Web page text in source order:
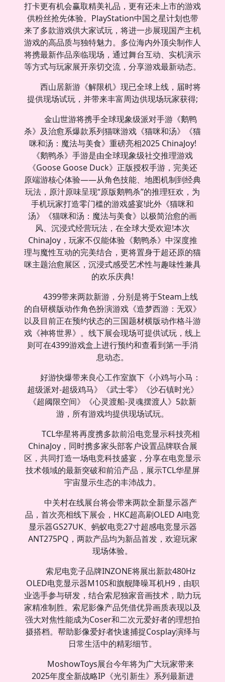
打卡更有机会赢取精美礼品，更有还未上市的游戏
供粉丝抢先体验。PlayStation中国之星计划也带
来了多款游戏供大家试玩，将进一步展现国产主机
游戏的高品质与独特魅力。多位海内外顶尖制作人
将携最新作品亲临现场，通过舞台互动、实机演示
等方式与玩家展开亲切交流，分享游戏最新动态。
西山居新游《解限机》现已全球上线，届时将
提供现场试玩，并带来丰富周边供现场玩家获得;
金山世游将携手全球现象级派对手游《鹅鸭
杀》及治愈系爆款系列猫咪游戏《猫咪和汤》《猫
咪和汤：魔法与美食》重磅亮相2025 ChinaJoy!
《鹅鸭杀》手游是由全球现象级社交推理游戏
《Goose Goose Duck》正版授权手游，完美还
原端游核心体验——从角色技能、地图机制到经典
玩法，原汁原味呈现“原版鹅鸭杀”的推理狂欢，为
手机玩家打造零门槛的游戏盛宴!此外《猫咪和
汤》《猫咪和汤：魔法与美食》以极简治愈的画
风、沉浸式经营玩法，在全球大受欢迎!本次
ChinaJoy，玩家不仅能体验《鹅鸭杀》中深度推
理与魔性互动的完美结合，更将置身于超还原的猫
咪主题治愈展区，沉浸式感受艺术性与趣味性兼具
的欢乐庆典!
4399带来两款新游，分别是将于Steam上线
的自研横版动作角色扮演游戏《造梦西游：无双》
以及目前正在预约状态的三国题材横版动作格斗游
戏《神将世界》。线下展会现场可提供试玩，线上
则可在4399游戏盒上进行预约和查看到第一手消
息动态。
好游快爆带来良心工作室旗下《小鸡与小马：
超级派对-超级鸡马》《武士零》《沙石镇时光》
《超阈限空间》《心灵渡船-灵魂摆渡人》5款新
游，所有游戏均提供现场试玩。
TCL华星将再度携多款前沿电竞显示科技亮相
ChinaJoy，同时携多家头部客户设置品牌联合展
区，共同打造一场电竞科技盛宴，分享在电竞显示
技术领域的最新突破和前沿产品，展示TCL华星屏
宇宙显示生态的丰沛战力。
中关村在线展台将会带来两款全新显示器产
品，首次亮相线下展会，HKC超高刷OLED Al电竞
显示器GS27UK、蚂蚁电竞27寸超感电竞显示器
ANT275PQ，两款产品均为新品首发，欢迎玩家
现场体验。
索尼电竞子品牌INZONE将展出新款480Hz
OLED电竞显示器M10S和旗舰降噪耳机H9，由职
业选手参与研发，结合索尼独家音画技术，助力玩
家精准制胜。索尼影像产品凭借优异画质表现以及
强大对焦性能成为Coser和二次元爱好者的理想拍
摄搭档。帮助影像爱好者快速捕捉Cosplay演绎与
日常生活中的精彩细节。
MoshowToys展台今年将为广大玩家带来
2025年度全新战略IP《光引新生》系列最新进